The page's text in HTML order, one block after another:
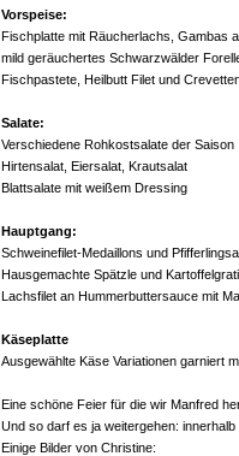
Vorspeise:
Fischplatte mit Räucherlachs, Gambas
mild geräuchertes Schwarzwälder
Fischpastete, Heilbutt Filet und
Salate:
Verschiedene Rohkostsalate der Saison
Hirtensalat, Eiersalat, Krautsalat
Blattsalate mit weißem Dressing
Hauptgang:
Schweinefilet-Medaillons und
Hausgemachte Spätzle und
Lachsfilet an Hummerbuttersauce mit
Käseplatte
Ausgewählte Käse Variationen garniert
Eine schöne Feier für die wir Manfred
Und so darf es ja weitergehen:
Einige Bilder von Christine: